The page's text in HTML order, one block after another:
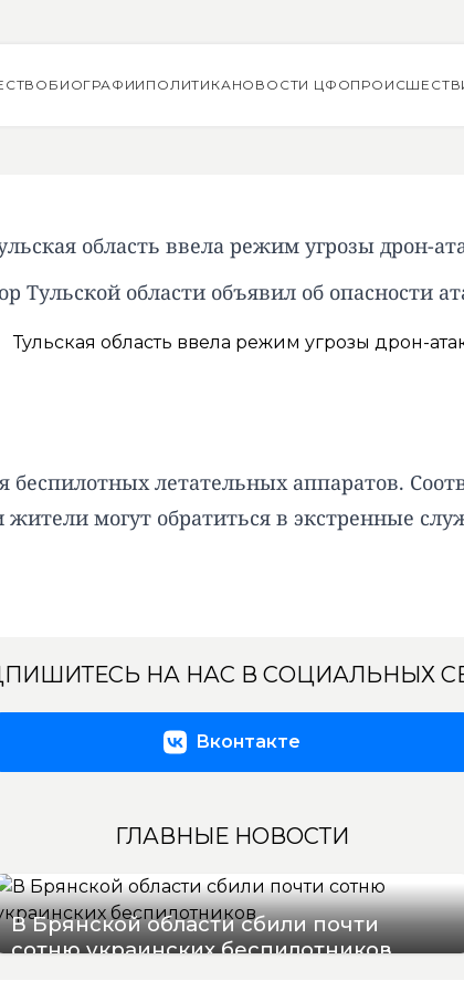
БИОГРАФИИ ПОЛИТИКАНОВОСТИ ЦФО
область ввела режим угрозы дрон-
Тульской области объявил об опасности
беспилотных летательных аппаратов.
могут обратиться в экстренные
НА НАС В СОЦИАЛЬНЫХ
Вконтакте
ГЛАВНЫЕ НОВОСТИ
В Брянской области сбили почти
сотню украинских беспилотников